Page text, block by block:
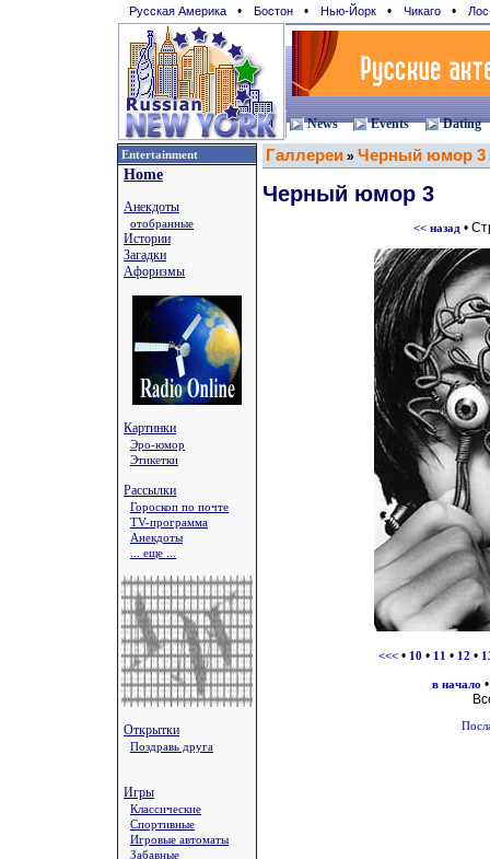
Русская Америка • Бостон • Нью-Йорк • Чикаго •
News Events Dating
Entertainment
Home
Анекдоты
отобранные
Истории
Загадки
Афоризмы
Картинки
Эро-юмор
Этикетки
Рассылки
Гороскоп по почте
TV-программа
Анекдоты
... еще ...
Открытки
Поздравь друга
Игры
Классические
Спортивные
Игровые автоматы
Забавные
Галлереи » Черный юмор 3
Черный юмор 3
<< назад•
<<< • 10 • 11 • 12 •
в начало